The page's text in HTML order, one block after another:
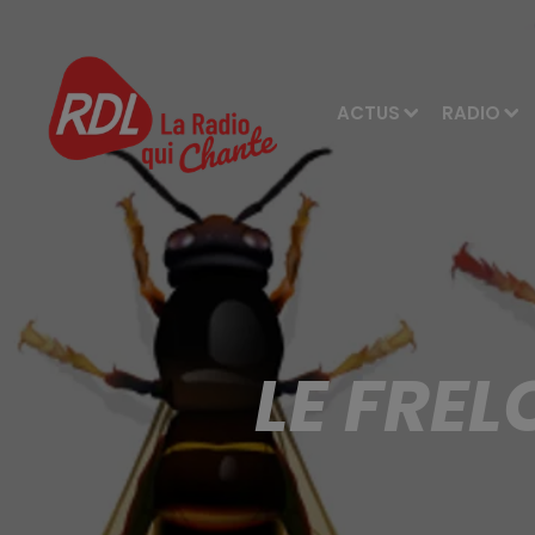
ACTUS RADIO
LE